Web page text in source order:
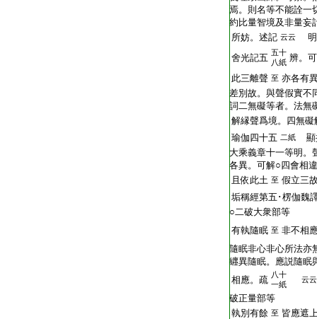
焉。則名等不能詮一
約比量智境及非量妄
所妨。述記 云云
明
舍光記五 五十
八紙 辨。
此三離聲 至 亦各有
差別故。與聲假實不
詞二無礙等者。法無
解縁聲爲境。四無
瑜伽四十五 二紙
大乘義章十一等明。
各異。可解○四會相違
且依此土 至 假立三
垢稱經第五･楞伽魏
○二破大衆部等
有執隨眠 至 非不相
隨眠非心非心所法亦
纒異隨眠。應説隨眠
相應。疏 八十
一紙
云云
破正量部等
執別有餘 至 皆應遮